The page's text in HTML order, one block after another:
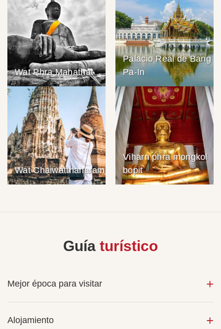
Wat Phra Mahathat
Palacio Real de Bang
Pa-In
Wat Chaiwatthanaram
Viharn phra mongkol
bopit
Guía turístico
Mejor época para visitar
Alojamiento